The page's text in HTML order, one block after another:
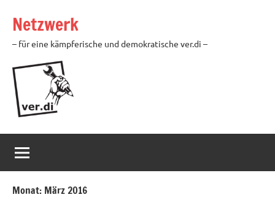
Inhalt
springen
Netzwerk
– für eine kämpferische und demokratische ver.di –
Monat: März 2016